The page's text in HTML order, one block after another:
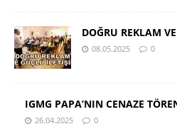
DOĞRU REKLAM
08.05.2025 0
IGMG PAPA’NIN CENAZE
26.04.2025 0